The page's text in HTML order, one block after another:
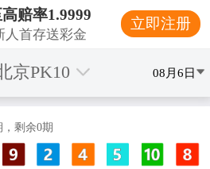
赔率1.9999
人首存送彩金
立即注册
京PK10 08月6日
，剩余0期